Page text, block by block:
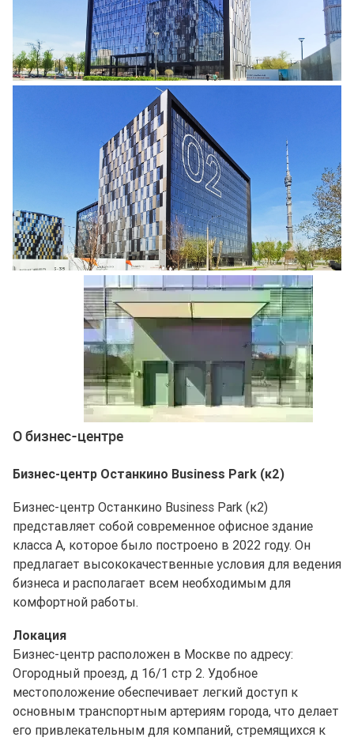
О бизнес-центре
Бизнес-центр Останкино Business Park (к2)
Бизнес-центр Останкино Business Park (к2)
представляет собой современное офисное здание
класса A, которое было построено в 2022 году. Он
предлагает высококачественные условия для ведения
бизнеса и располагает всем необходимым для
комфортной работы.
Локация
Бизнес-центр расположен в Москве по адресу:
Огородный проезд, д 16/1 стр 2. Удобное
местоположение обеспечивает легкий доступ к
основным транспортным артериям города, что делает
его привлекательным для компаний, стремящихся к